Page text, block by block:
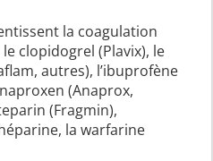
la coagulation
clopidogrel (Plavix), le
autres), l’ibuprofène
(Anaprox,
(Fragmin),
la warfarine